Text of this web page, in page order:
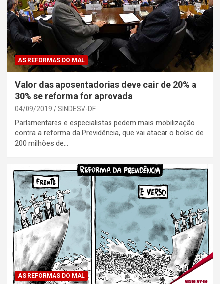
AS REFORMAS DO MAL
Valor das aposentadorias deve cair de 20% a
30% se reforma for aprovada
04/09/2019 SINDESV-DF
Parlamentares e especialistas pedem mais mobilização
contra a reforma da Previdência, que vai atacar o bolso de
200 milhões de…
AS REFORMAS DO MAL